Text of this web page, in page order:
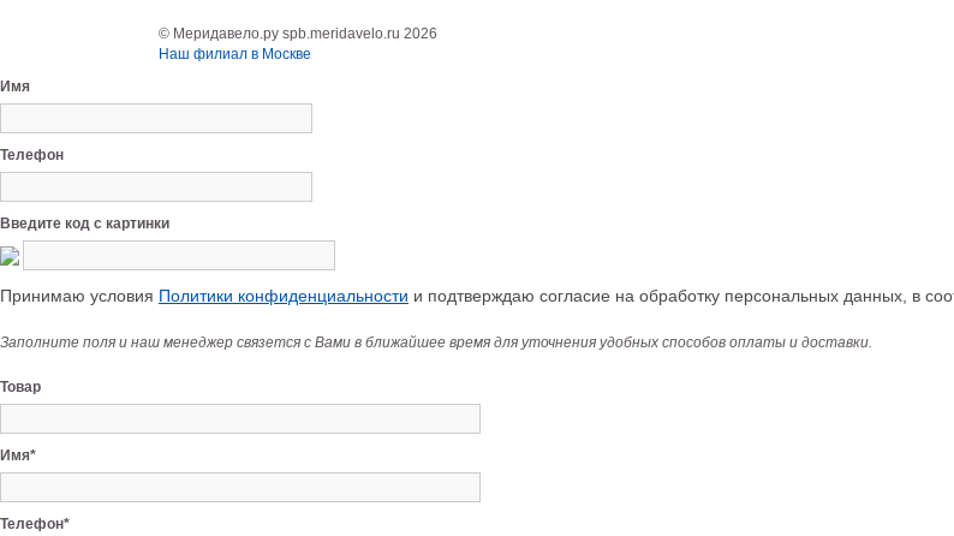
© Меридавело.ру spb.meridavelo.ru 2026
Наш филиал в Москве
Имя
Телефон
Введите код с картинки
Принимаю условия Политики конфиденциальности и подтверждаю согласие на обработку персональных данных, в
Заполните поля и наш менеджер связется с Вами в ближайшее время для уточнения удобных способов оплаты и доставки.
Товар
Имя*
Телефон*